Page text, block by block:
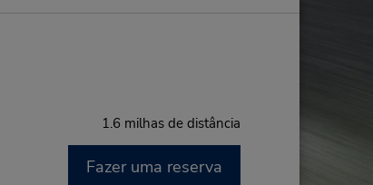
1.6 milhas de distância
Fazer uma reserva